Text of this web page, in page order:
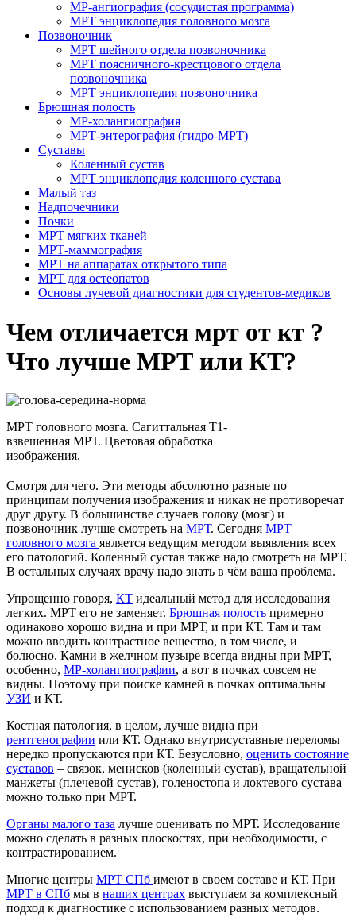
МР-ангиография (сосудистая программа)
МРТ энциклопедия головного мозга
Позвоночник
МРТ шейного отдела позвоночника
МРТ поясничного-крестцового отдела
позвоночника
МРТ энциклопедия позвоночника
Брюшная полость
МР-холангиография
МРТ-энтерография (гидро-МРТ)
Суставы
Коленный сустав
МРТ энциклопедия коленного сустава
Малый таз
Надпочечники
Почки
МРТ мягких тканей
МРТ-маммография
МРТ на аппаратах открытого типа
МРТ для остеопатов
Основы лучевой диагностики для студентов-медиков
Чем отличается мрт от кт ?
Что лучше МРТ или КТ?
МРТ головного мозга. Сагиттальная Т1-
взвешенная МРТ. Цветовая обработка
изображения.
Смотря для чего. Эти методы абсолютно разные по
принципам получения изображения и никак не противоречат
друг другу. В большинстве случаев голову (мозг) и
позвоночник лучше смотреть на МРТ. Сегодня МРТ
головного мозга является ведущим методом выявления всех
его патологий. Коленный сустав также надо смотреть на МРТ.
В остальных случаях врачу надо знать в чём ваша проблема.
Упрощенно говоря, КТ идеальный метод для исследования
легких. МРТ его не заменяет. Брюшная полость примерно
одинаково хорошо видна и при МРТ, и при КТ. Там и там
можно вводить контрастное вещество, в том числе, и
болюсно. Камни в желчном пузыре всегда видны при МРТ,
особенно, МР-холангиографии, а вот в почках совсем не
видны. Поэтому при поиске камней в почках оптимальны
УЗИ и КТ.
Костная патология, в целом, лучше видна при
рентгенографии или КТ. Однако внутрисуставные переломы
нередко пропускаются при КТ. Безусловно, оценить состояние
суставов – связок, менисков (коленный сустав), вращательной
манжеты (плечевой сустав), голеностопа и локтевого сустава
можно только при МРТ.
Органы малого таза лучше оценивать по МРТ. Исследование
можно сделать в разных плоскостях, при необходимости, с
контрастированием.
Многие центры МРТ СПб имеют в своем составе и КТ. При
МРТ в СПб мы в наших центрах выступаем за комплексный
подход к диагностике с использованием разных методов.